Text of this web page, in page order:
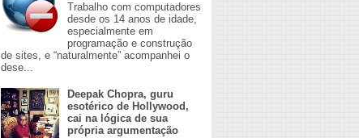
Trabalho com computadores
desde os 14 anos de idade,
especialmente em
programação e construção
de sites, e “naturalmente” acompanhei o
dese...
Deepak Chopra, guru
esotérico de Hollywood,
cai na lógica de sua
própria argumentação